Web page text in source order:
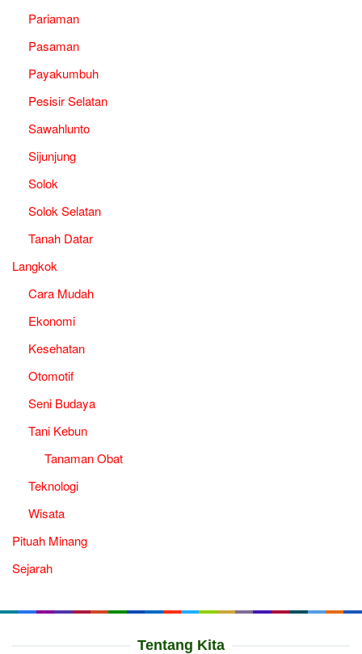
Pariaman
Pasaman
Payakumbuh
Pesisir Selatan
Sawahlunto
Sijunjung
Solok
Solok Selatan
Tanah Datar
Langkok
Cara Mudah
Ekonomi
Kesehatan
Otomotif
Seni Budaya
Tani Kebun
Tanaman Obat
Teknologi
Wisata
Pituah Minang
Sejarah
Tentang Kita